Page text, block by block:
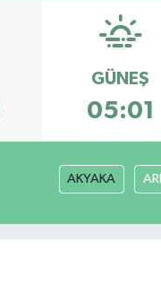
GÜNEŞ
05:01
AKYAKA